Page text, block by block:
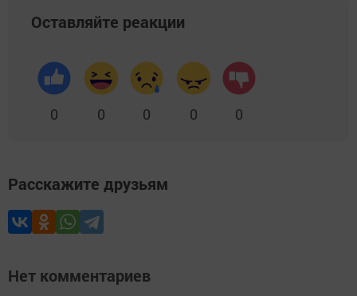
Оставляйте реакции
0 0 0 0 0
Расскажите друзьям
Нет комментариев